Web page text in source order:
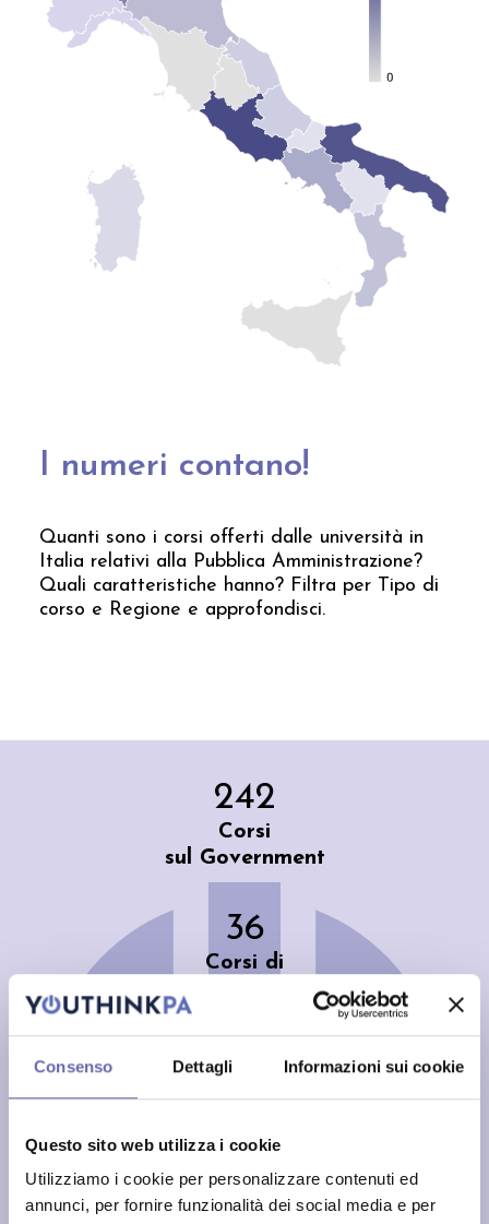
Consenso Dettagli Informazioni sui cookie
Questo sito web utilizza i cookie
Utilizziamo i cookie per personalizzare contenuti ed
annunci, per fornire funzionalità dei social media e per
I numeri contano!
Quanti sono i corsi offerti dalle università in
Italia relativi alla Pubblica Amministrazione?
Quali caratteristiche hanno? Filtra per Tipo di
corso e Regione e approfondisci.
242
Corsi
sul Government
36
Corsi di
Laurea Triennale
54
Corsi di
119